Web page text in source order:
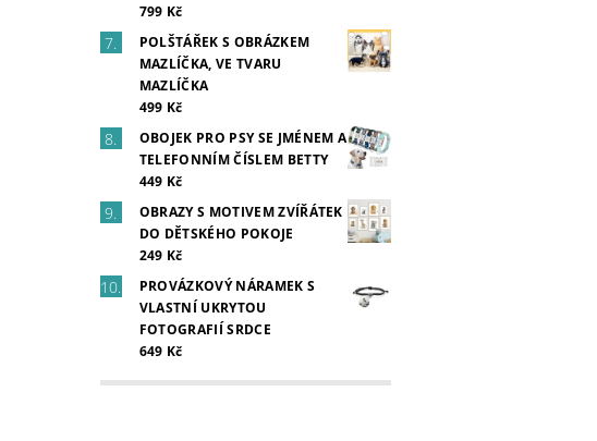
799 Kč
POLŠTÁŘEK S OBRÁZKEM
MAZLÍČKA, VE TVARU
MAZLÍČKA
499 Kč
OBOJEK PRO PSY SE JMÉNEM A
TELEFONNÍM ČÍSLEM BETTY
449 Kč
OBRAZY S MOTIVEM ZVÍŘÁTEK
DO DĚTSKÉHO POKOJE
249 Kč
PROVÁZKOVÝ NÁRAMEK S
VLASTNÍ UKRYTOU
FOTOGRAFIÍ SRDCE
649 Kč